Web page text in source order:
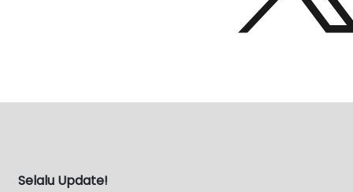
Selalu Update!